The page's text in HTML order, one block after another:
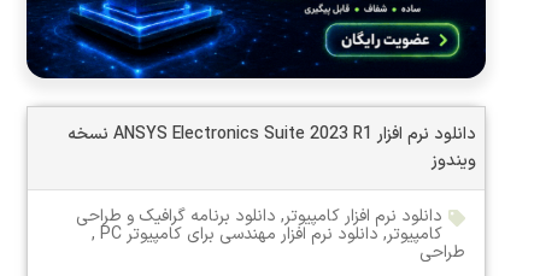
دانلود نرم افزار ANSYS Electronics Suite 2023 R1 نسخه
ویندوز
دانلود نرم افزار کامپیوتر, دانلود برنامه گرافیک و طراحی
کامپیوتر,دانلود نرم افزار مهندسی برای کامپیوتر PC ,
طراحی